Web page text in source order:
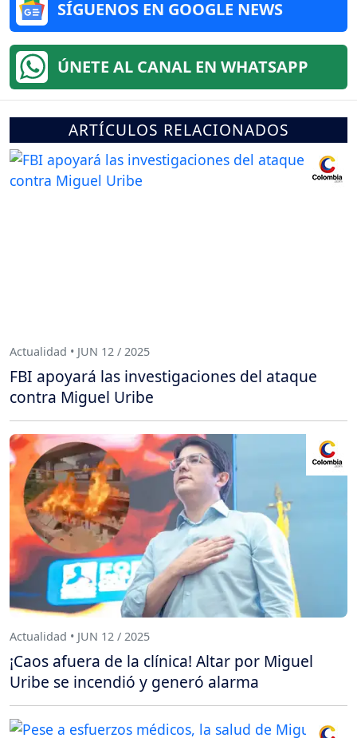
SÍGUENOS EN GOOGLE NEWS
ÚNETE AL CANAL EN WHATSAPP
ARTÍCULOS RELACIONADOS
Actualidad • JUN 12 / 2025
FBI apoyará las investigaciones del ataque
contra Miguel Uribe
Actualidad • JUN 12 / 2025
¡Caos afuera de la clínica! Altar por Miguel
Uribe se incendió y generó alarma